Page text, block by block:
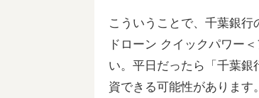
こういうことで、千葉銀
ドローン クイックパワー
い。平日だったら「千葉
資できる可能性がありま